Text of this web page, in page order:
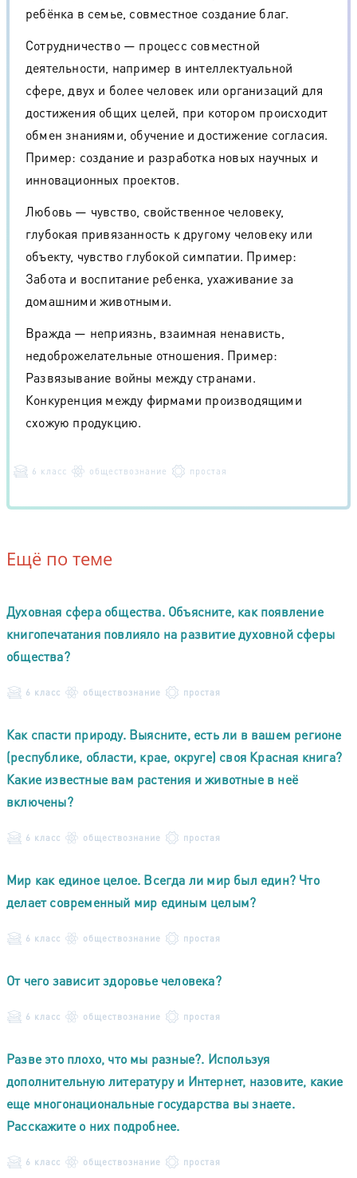
ребёнка в семье, совместное создание благ.
Сотрудничество — процесс совместной
деятельности, например в интеллектуальной
сфере, двух и более человек или организаций для
достижения общих целей, при котором происходит
обмен знаниями, обучение и достижение согласия.
Пример: создание и разработка новых научных и
инновационных проектов.
Любовь — чувство, свойственное человеку,
глубокая привязанность к другому человеку или
объекту, чувство глубокой симпатии. Пример:
Забота и воспитание ребенка, ухаживание за
домашними животными.
Вражда — неприязнь, взаимная ненависть,
недоброжелательные отношения. Пример:
Развязывание войны между странами.
Конкуренция между фирмами производящими
схожую продукцию.
6 класс обществознание простая
Ещё по теме
Духовная сфера общества. Объясните, как появление
книгопечатания повлияло на развитие духовной сферы
общества?
6 класс обществознание простая
Как спасти природу. Выясните, есть ли в вашем регионе
(республике, области, крае, округе) своя Красная книга?
Какие известные вам растения и животные в неё
включены?
6 класс обществознание простая
Мир как единое целое. Всегда ли мир был един? Что
делает современный мир единым целым?
6 класс обществознание простая
От чего зависит здоровье человека?
6 класс обществознание простая
Разве это плохо, что мы разные?. Используя
дополнительную литературу и Интернет, назовите, какие
еще многонациональные государства вы знаете.
Расскажите о них подробнее.
6 класс обществознание простая